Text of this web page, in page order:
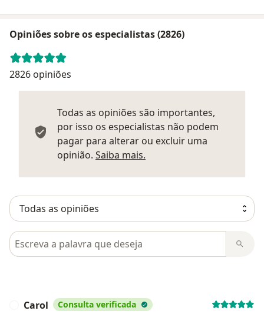
Opiniões sobre os especialistas (2826)
2826 opiniões
Todas as opiniões são importantes,
por isso os especialistas não podem
pagar para alterar ou excluir uma
opinião. Saiba mais.
Pesquisar em opiniões
Carol Consulta verificada